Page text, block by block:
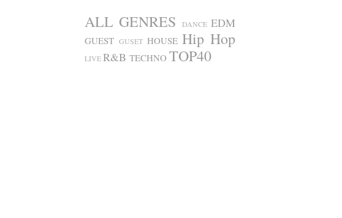
ALL GENRES DANCE EDM
GUEST GUSET HOUSE Hip Hop
LIVER&B TECHNO TOP40